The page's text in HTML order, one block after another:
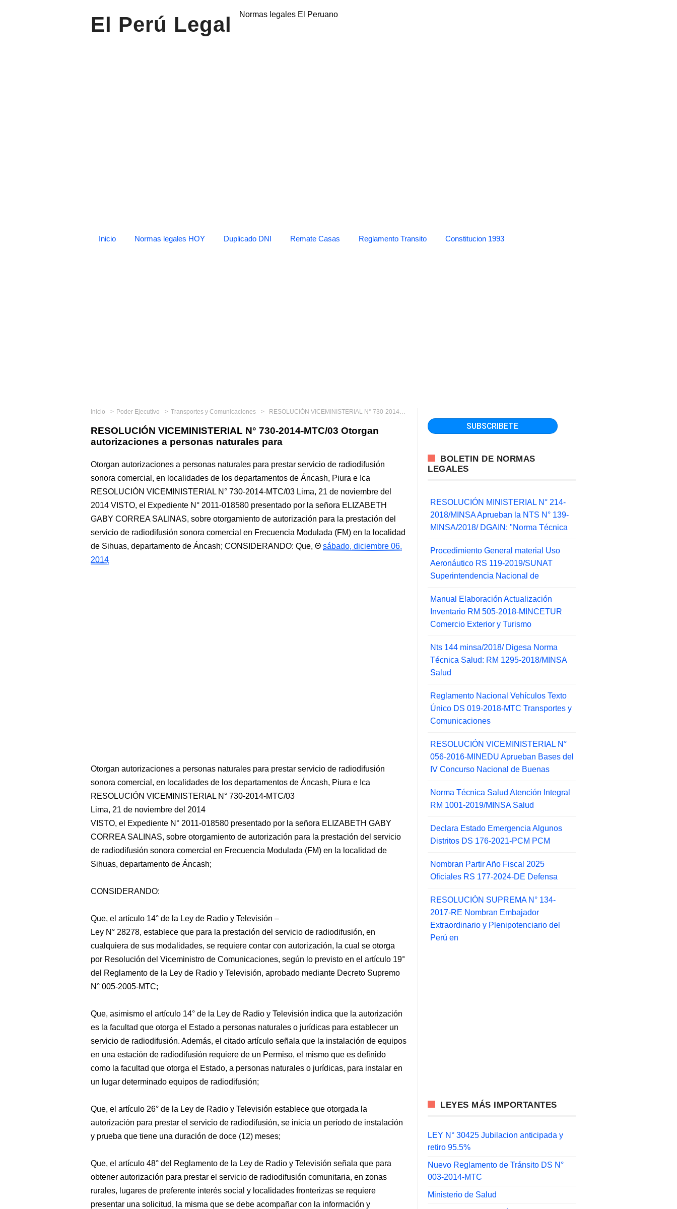
El Perú Legal Normas legales El Peruano
Inicio Normas legales HOY Duplicado DNI Remate Casas Reglamento Transito Constitucion 1993
Inicio Poder Ejecutivo Transportes y Comunicaciones RESOLUCIÓN VICEMINISTERIAL N° 730-2014-MTC/03 Otorgan autorizaciones a personas naturales para
RESOLUCIÓN VICEMINISTERIAL N° 730-2014-MTC/03 Otorgan
autorizaciones a personas naturales para
Otorgan autorizaciones a personas naturales para prestar servicio de radiodifusión
sonora comercial, en localidades de los departamentos de Áncash, Piura e Ica
RESOLUCIÓN VICEMINISTERIAL N° 730-2014-MTC/03 Lima, 21 de noviembre del
2014 VISTO, el Expediente N° 2011-018580 presentado por la señora ELIZABETH
GABY CORREA SALINAS, sobre otorgamiento de autorización para la prestación del
servicio de radiodifusión sonora comercial en Frecuencia Modulada (FM) en la localidad
de Sihuas, departamento de Áncash; CONSIDERANDO: Que,
sábado, diciembre 06,
2014
Otorgan autorizaciones a personas naturales para prestar servicio de radiodifusión
sonora comercial, en localidades de los departamentos de Áncash, Piura e Ica
RESOLUCIÓN VICEMINISTERIAL N° 730-2014-MTC/03
Lima, 21 de noviembre del 2014
VISTO, el Expediente N° 2011-018580 presentado por la señora ELIZABETH GABY
CORREA SALINAS, sobre otorgamiento de autorización para la prestación del servicio
de radiodifusión sonora comercial en Frecuencia Modulada (FM) en la localidad de
Sihuas, departamento de Áncash;
CONSIDERANDO:
Que, el artículo 14° de la Ley de Radio y Televisión –
Ley N° 28278, establece que para la prestación del servicio de radiodifusión, en
cualquiera de sus modalidades, se requiere contar con autorización, la cual se otorga
por Resolución del Viceministro de Comunicaciones, según lo previsto en el artículo 19°
del Reglamento de la Ley de Radio y Televisión, aprobado mediante Decreto Supremo
N° 005-2005-MTC;
Que, asimismo el artículo 14° de la Ley de Radio y Televisión indica que la autorización
es la facultad que otorga el Estado a personas naturales o jurídicas para establecer un
servicio de radiodifusión. Además, el citado artículo señala que la instalación de equipos
en una estación de radiodifusión requiere de un Permiso, el mismo que es definido
como la facultad que otorga el Estado, a personas naturales o jurídicas, para instalar en
un lugar determinado equipos de radiodifusión;
Que, el artículo 26° de la Ley de Radio y Televisión establece que otorgada la
autorización para prestar el servicio de radiodifusión, se inicia un período de instalación
y prueba que tiene una duración de doce (12) meses;
Que, el artículo 48° del Reglamento de la Ley de Radio y Televisión señala que para
obtener autorización para prestar el servicio de radiodifusión comunitaria, en zonas
rurales, lugares de preferente interés social y localidades fronterizas se requiere
presentar una solicitud, la misma que se debe acompañar con la información y
BOLETIN DE NORMAS
LEGALES
RESOLUCIÓN MINISTERIAL N° 214-
2018/MINSA Aprueban la NTS N° 139-
MINSA/2018/ DGAIN: "Norma Técnica
Procedimiento General material Uso
Aeronáutico RS 119-2019/SUNAT
Superintendencia Nacional de
Manual Elaboración Actualización
Inventario RM 505-2018-MINCETUR
Comercio Exterior y Turismo
Nts 144 minsa/2018/ Digesa Norma
Técnica Salud: RM 1295-2018/MINSA
Salud
Reglamento Nacional Vehículos Texto
Único DS 019-2018-MTC Transportes y
Comunicaciones
RESOLUCIÓN VICEMINISTERIAL N°
056-2016-MINEDU Aprueban Bases del
IV Concurso Nacional de Buenas
Norma Técnica Salud Atención Integral
RM 1001-2019/MINSA Salud
Declara Estado Emergencia Algunos
Distritos DS 176-2021-PCM PCM
Nombran Partir Año Fiscal 2025
Oficiales RS 177-2024-DE Defensa
RESOLUCIÓN SUPREMA N° 134-
2017-RE Nombran Embajador
Extraordinario y Plenipotenciario del
Perú en
LEYES MÁS IMPORTANTES
LEY N° 30425 Jubilacion anticipada y
retiro 95.5%
Nuevo Reglamento de Tránsito DS N°
003-2014-MTC
Ministerio de Salud